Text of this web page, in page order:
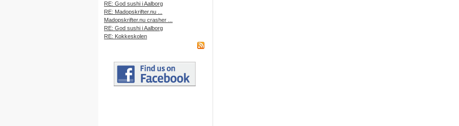
RE: God sushi i Aalborg
RE: Madopskrifter.nu ...
Madopskrifter.nu crasher ...
RE: God sushi i Aalborg
RE: Kokkeskolen